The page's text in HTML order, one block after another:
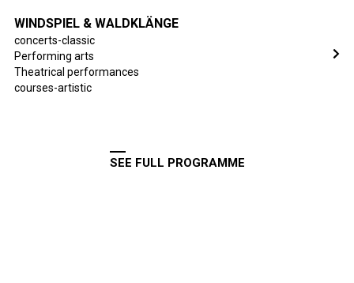
WINDSPIEL & WALDKLÄNGE
concerts-classic
Performing arts
Theatrical performances
courses-artistic
SEE FULL PROGRAMME